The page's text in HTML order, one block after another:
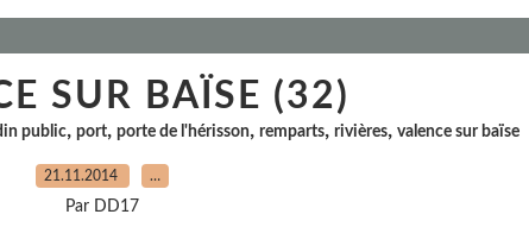
SUR BAÏSE (32)
public, port, porte de l'hérisson, remparts, rivières, valence sur baïse
21.11.2014 …
Par DD17